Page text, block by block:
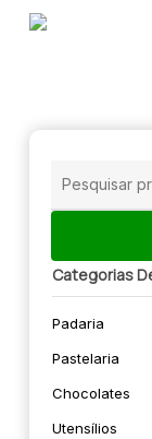
Skip
🔍
Categorias
Padaria
Pastelaria
Chocolates
Utensílios